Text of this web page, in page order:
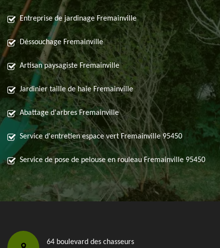
Entreprise de jardinage Fremainville
Déssouchage Fremainville
Artisan paysagiste Fremainville
Jardinier taille de haie Fremainville
Abattage d'arbres Fremainville
Service d'entretien espace vert Fremainville 95450
Service de pose de pelouse en rouleau Fremainville 95450
64 boulevard des chasseurs